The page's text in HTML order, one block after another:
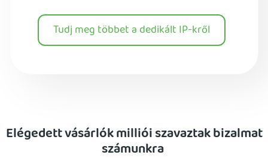
Tudj meg többet a dedikált IP-kről
Elégedett vásárlók milliói szavaztak bizalmat
számunkra